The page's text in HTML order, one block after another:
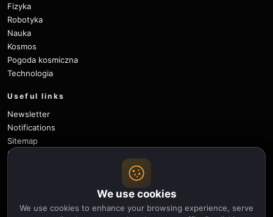
Fizyka
Robotyka
Nauka
Kosmos
Pogoda kosmiczna
Technologia
Useful links
Newsletter
Notifications
Sitemap
Privacy Policy
We use cookies
We use cookies to enhance your browsing experience, serve